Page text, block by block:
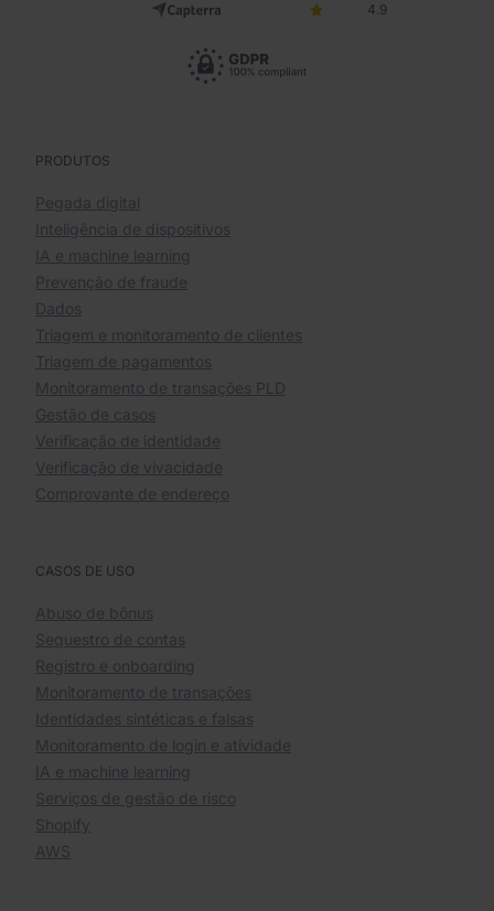
4.9
PRODUTOS
Pegada digital
Inteligência de dispositivos
IA e machine learning
Prevenção de fraude
Dados
Triagem e monitoramento de clientes
Triagem de pagamentos
Monitoramento de transações PLD
Gestão de casos
Verificação de identidade
Verificação de vivacidade
Comprovante de endereço
CASOS DE USO
Abuso de bônus
Sequestro de contas
Registro e onboarding
Monitoramento de transações
Identidades sintéticas e falsas
Monitoramento de login e atividade
IA e machine learning
Serviços de gestão de risco
Shopify
AWS